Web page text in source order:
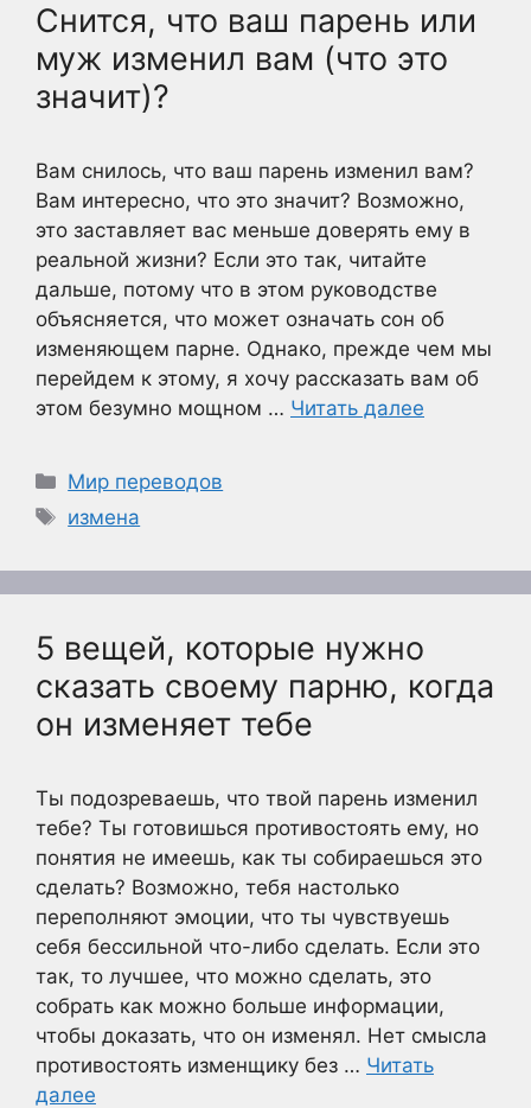
Снится, что ваш парень или
муж изменил вам (что это
значит)?
Вам снилось, что ваш парень изменил вам?
Вам интересно, что это значит? Возможно,
это заставляет вас меньше доверять ему в
реальной жизни? Если это так, читайте
дальше, потому что в этом руководстве
объясняется, что может означать сон об
изменяющем парне. Однако, прежде чем мы
перейдем к этому, я хочу рассказать вам об
этом безумно мощном … Читать далее
Рубрики
Мир переводов
Метки
измена
5 вещей, которые нужно
сказать своему парню, когда
он изменяет тебе
Ты подозреваешь, что твой парень изменил
тебе? Ты готовишься противостоять ему, но
понятия не имеешь, как ты собираешься это
сделать? Возможно, тебя настолько
переполняют эмоции, что ты чувствуешь
себя бессильной что-либо сделать. Если это
так, то лучшее, что можно сделать, это
собрать как можно больше информации,
чтобы доказать, что он изменял. Нет смысла
противостоять изменщику без … Читать
далее